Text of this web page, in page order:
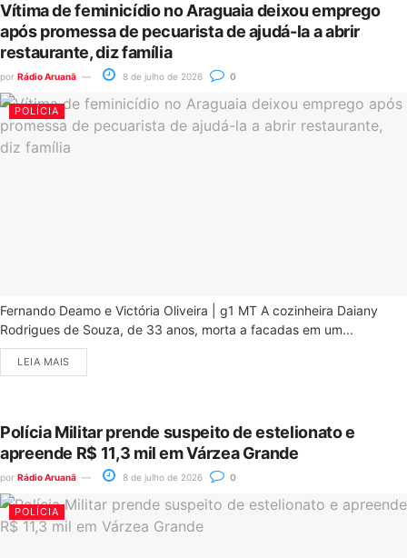
Vítima de feminicídio no Araguaia deixou emprego
após promessa de pecuarista de ajudá-la a abrir
restaurante, diz família
por Rádio Aruanã 8 de julho de 2026 0
POLÍCIA
Fernando Deamo e Victória Oliveira | g1 MT A cozinheira Daiany
Rodrigues de Souza, de 33 anos, morta a facadas em um...
LEIA MAIS
Polícia Militar prende suspeito de estelionato e
apreende R$ 11,3 mil em Várzea Grande
por Rádio Aruanã 8 de julho de 2026 0
POLÍCIA